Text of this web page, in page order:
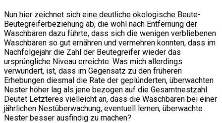
Nun hier zeichnet sich eine deutliche ökologische Beute-
Beutegreiferbeziehung ab, die wohl nach Entfernung der
Waschbären dazu führte, dass sich die wenigen verbliebenen
Waschbären so gut ernähren und vermehren konnten, dass im
Nachfolgejahr die Zahl der Beutegreifer wieder das
ursprüngliche Niveau erreichte. Was mich allerdings
verwundert, ist, dass im Gegensatz zu den früheren
Erhebungen diesmal die Rate der geplünderten, überwachten
Nester höher lag als jene bezogen auf die Gesamtnestzahl.
Deutet Letzteres vielleicht an, dass die Waschbären bei einer
jährlichen Nestüberwachung, eventuell lernen, überwachte
Nester besser ausfindig zu machen?